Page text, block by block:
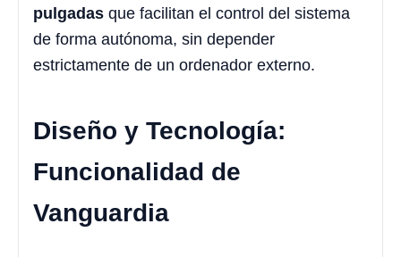
pulgadas que facilitan el control del sistema
de forma autónoma, sin depender
estrictamente de un ordenador externo.
Diseño y Tecnología:
Funcionalidad de
Vanguardia